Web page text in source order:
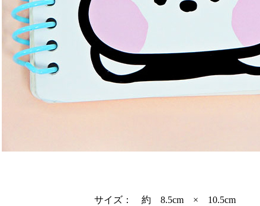
サイズ： 約 8.5cm × 10.5cm